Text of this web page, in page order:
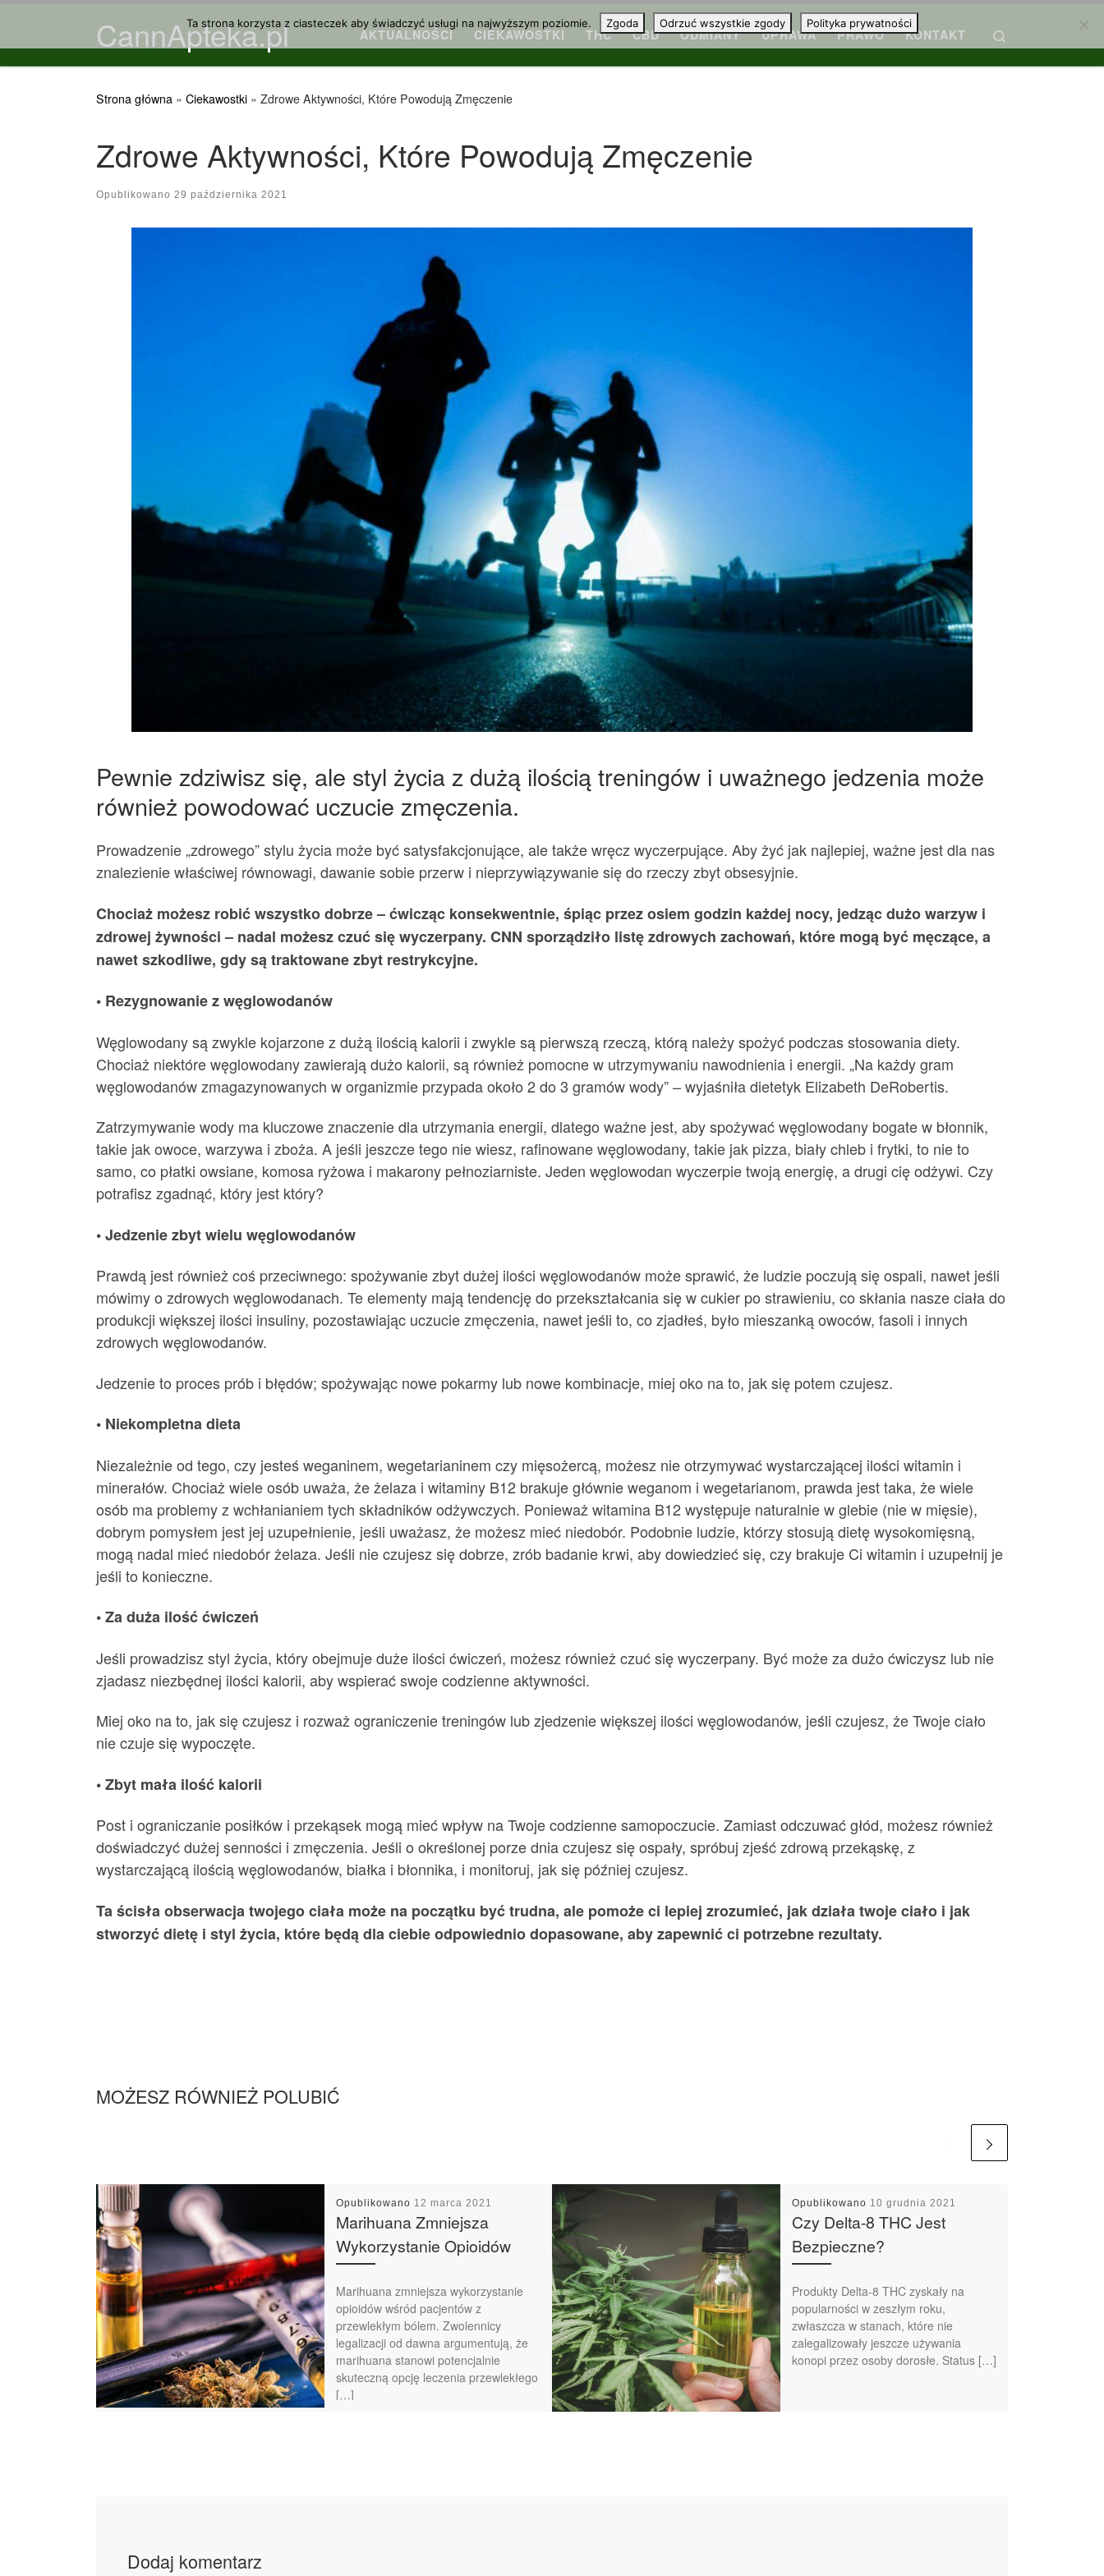
Przejdź do treściCannApteka.pl AKTUALNOŚCI CIEKAWOSTKI THC CBD ODMIANY UPRAWA PRAWO KONTAKT
Strona główna » Ciekawostki » Zdrowe Aktywności, Które Powodują Zmęczenie
Zdrowe Aktywności, Które Powodują Zmęczenie
Opublikowano 29 października 2021
Pewnie zdziwisz się, ale styl życia z dużą ilością treningów i uważnego jedzenia może
również powodować uczucie zmęczenia.
Prowadzenie „zdrowego” stylu życia może być satysfakcjonujące, ale także wręcz wyczerpujące. Aby żyć jak najlepiej, ważne jest dla nas
znalezienie właściwej równowagi, dawanie sobie przerw i nieprzywiązywanie się do rzeczy zbyt obsesyjnie.
Chociaż możesz robić wszystko dobrze – ćwicząc konsekwentnie, śpiąc przez osiem godzin każdej nocy, jedząc dużo warzyw i
zdrowej żywności – nadal możesz czuć się wyczerpany. CNN sporządziło listę zdrowych zachowań, które mogą być męczące, a
nawet szkodliwe, gdy są traktowane zbyt restrykcyjne.
• Rezygnowanie z węglowodanów
Węglowodany są zwykle kojarzone z dużą ilością kalorii i zwykle są pierwszą rzeczą, którą należy spożyć podczas stosowania diety.
Chociaż niektóre węglowodany zawierają dużo kalorii, są również pomocne w utrzymywaniu nawodnienia i energii. „Na każdy gram
węglowodanów zmagazynowanych w organizmie przypada około 2 do 3 gramów wody” – wyjaśniła dietetyk Elizabeth DeRobertis.
Zatrzymywanie wody ma kluczowe znaczenie dla utrzymania energii, dlatego ważne jest, aby spożywać węglowodany bogate w błonnik,
takie jak owoce, warzywa i zboża. A jeśli jeszcze tego nie wiesz, rafinowane węglowodany, takie jak pizza, biały chleb i frytki, to nie to
samo, co płatki owsiane, komosa ryżowa i makarony pełnoziarniste. Jeden węglowodan wyczerpie twoją energię, a drugi cię odżywi. Czy
potrafisz zgadnąć, który jest który?
• Jedzenie zbyt wielu węglowodanów
Prawdą jest również coś przeciwnego: spożywanie zbyt dużej ilości węglowodanów może sprawić, że ludzie poczują się ospali, nawet jeśli
mówimy o zdrowych węglowodanach. Te elementy mają tendencję do przekształcania się w cukier po strawieniu, co skłania nasze ciała do
produkcji większej ilości insuliny, pozostawiając uczucie zmęczenia, nawet jeśli to, co zjadłeś, było mieszanką owoców, fasoli i innych
zdrowych węglowodanów.
Jedzenie to proces prób i błędów; spożywając nowe pokarmy lub nowe kombinacje, miej oko na to, jak się potem czujesz.
• Niekompletna dieta
Niezależnie od tego, czy jesteś weganinem, wegetarianinem czy mięsożercą, możesz nie otrzymywać wystarczającej ilości witamin i
minerałów. Chociaż wiele osób uważa, że żelaza i witaminy B12 brakuje głównie weganom i wegetarianom, prawda jest taka, że ​​wiele
osób ma problemy z wchłanianiem tych składników odżywczych. Ponieważ witamina B12 występuje naturalnie w glebie (nie w mięsie),
dobrym pomysłem jest jej uzupełnienie, jeśli uważasz, że możesz mieć niedobór. Podobnie ludzie, którzy stosują dietę wysokomięsną,
mogą nadal mieć niedobór żelaza. Jeśli nie czujesz się dobrze, zrób badanie krwi, aby dowiedzieć się, czy brakuje Ci witamin i uzupełnij je
jeśli to konieczne.
• Za duża ilość ćwiczeń
Jeśli prowadzisz styl życia, który obejmuje duże ilości ćwiczeń, możesz również czuć się wyczerpany. Być może za dużo ćwiczysz lub nie
zjadasz niezbędnej ilości kalorii, aby wspierać swoje codzienne aktywności.
Miej oko na to, jak się czujesz i rozważ ograniczenie treningów lub zjedzenie większej ilości węglowodanów, jeśli czujesz, że Twoje ciało
nie czuje się wypoczęte.
• Zbyt mała ilość kalorii
Post i ograniczanie posiłków i przekąsek mogą mieć wpływ na Twoje codzienne samopoczucie. Zamiast odczuwać głód, możesz również
doświadczyć dużej senności i zmęczenia. Jeśli o określonej porze dnia czujesz się ospały, spróbuj zjeść zdrową przekąskę, z
wystarczającą ilością węglowodanów, białka i błonnika, i monitoruj, jak się później czujesz.
Ta ścisła obserwacja twojego ciała może na początku być trudna, ale pomoże ci lepiej zrozumieć, jak działa twoje ciało i jak
stworzyć dietę i styl życia, które będą dla ciebie odpowiednio dopasowane, aby zapewnić ci potrzebne rezultaty.
MOŻESZ RÓWNIEŻ POLUBIĆ
Opublikowano 12 marca 2021
Marihuana Zmniejsza
Wykorzystanie Opioidów
Marihuana zmniejsza wykorzystanie
opioidów wśród pacjentów z
przewlekłym bólem. Zwolennicy
legalizacji od dawna argumentują, że
marihuana stanowi potencjalnie
skuteczną opcję leczenia przewlekłego
[…]
Opublikowano 10 grudnia 2021
Czy Delta-8 THC Jest
Bezpieczne?
Produkty Delta-8 THC zyskały na
popularności w zeszłym roku,
zwłaszcza w stanach, które nie
zalegalizowały jeszcze używania
konopi przez osoby dorosłe. Status […]
Dodaj komentarz
Ta strona korzysta z ciasteczek aby świadczyć usługi na najwyższym poziomie. Zgoda Odrzuć wszystkie zgody Polityka prywatności